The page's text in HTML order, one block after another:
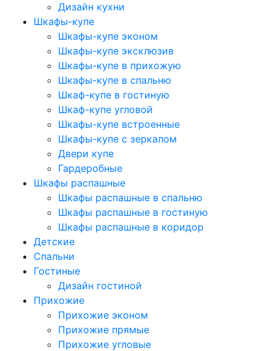
Дизайн кухни
Шкафы-купе
Шкафы-купе эконом
Шкафы-купе эксклюзив
Шкафы-купе в прихожую
Шкафы-купе в спальню
Шкаф-купе в гостиную
Шкаф-купе угловой
Шкафы-купе встроенные
Шкафы-купе с зеркалом
Двери купе
Гардеробные
Шкафы распашные
Шкафы распашные в спальню
Шкафы распашные в гостиную
Шкафы распашные в коридор
Детские
Спальни
Гостиные
Дизайн гостиной
Прихожие
Прихожие эконом
Прихожие прямые
Прихожие угловые